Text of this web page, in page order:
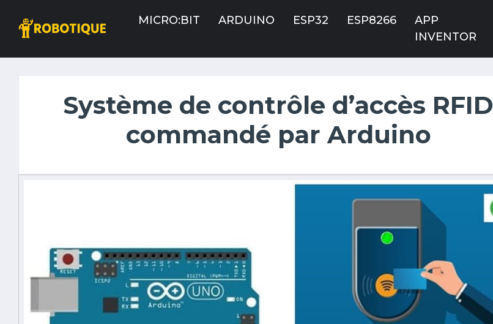
MICRO:BIT ARDUINO ESP32 ESP8266
APP
INVENTOR
Système de contrôle d’accès RFID
commandé par Arduino